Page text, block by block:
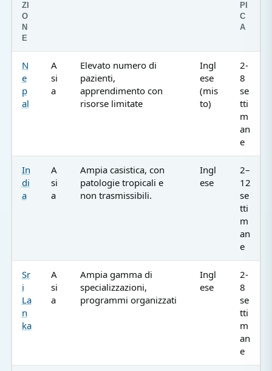
ZI
O
N
E
PI
C
A
N
e
p
al
A
si
a
Elevato numero di
pazienti,
apprendimento con
risorse limitate
Ingl
ese
(mis
to)
2-
8
se
tti
m
an
e
In
di
a
A
si
a
Ampia casistica, con
patologie tropicali e
non trasmissibili.
Ingl
ese
2–
12
se
tti
m
an
e
Sr
i
La
n
ka
A
si
a
Ampia gamma di
specializzazioni,
programmi organizzati
Ingl
ese
2-
8
se
tti
m
an
e